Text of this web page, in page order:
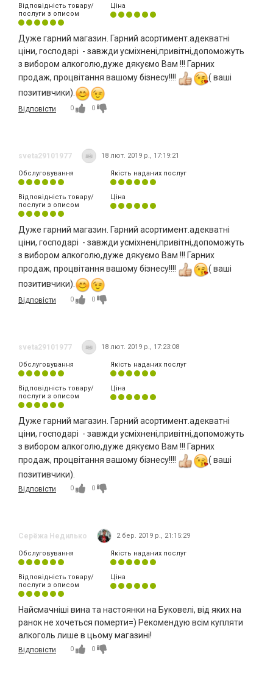
Відповідність товару/
послуги з описом
Ціна
Дуже гарний магазин. Гарний асортимент.адекватні
ціни, господарі - завжди усміхнені,привітні,допоможуть
з вибором алкоголю,дуже дякуємо Вам !!! Гарних
продаж, процвітання вашому бізнесу!!!!
( ваші
позитивчики).
Відповісти 0 0
sveta29101977 18 лют. 2019 р., 17:19:21
Обслуговування Якість наданих послуг
Відповідність товару/
послуги з описом
Ціна
Дуже гарний магазин. Гарний асортимент.адекватні
ціни, господарі - завжди усміхнені,привітні,допоможуть
з вибором алкоголю,дуже дякуємо Вам !!! Гарних
продаж, процвітання вашому бізнесу!!!!
( ваші
позитивчики).
Відповісти 0 0
sveta29101977 18 лют. 2019 р., 17:23:08
Обслуговування Якість наданих послуг
Відповідність товару/
послуги з описом
Ціна
Дуже гарний магазин. Гарний асортимент.адекватні
ціни, господарі - завжди усміхнені,привітні,допоможуть
з вибором алкоголю,дуже дякуємо Вам !!! Гарних
продаж, процвітання вашому бізнесу!!!!
( ваші
позитивчики).
Відповісти 0 0
Серёжа Недилько 2 бер. 2019 р., 21:15:29
Обслуговування Якість наданих послуг
Відповідність товару/
послуги з описом
Ціна
Найсмачніші вина та настоянки на Буковелі, від яких на
ранок не хочеться померти=) Рекомендую всім купляти
алкоголь лише в цьому магазині!
Відповісти 0 0